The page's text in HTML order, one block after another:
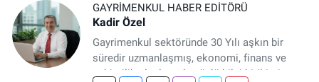
GAYRIMENKUL HABER EDITÖRÜ
Kadir Özel
Gayrimenkul sektöründe 30 Yılı aşkın bir
süredir uzmanlaşmış, ekonomi, finans ve
şehircilik alanlarında güçlü bilgi birikimine